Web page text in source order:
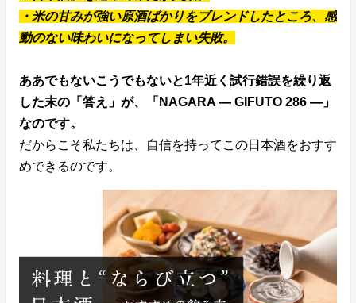
・米の甘みが強い原酒ばかりをブレンドしたところ、感
動のない味わいになってしまい失敗。
ああでもないこうでもないと1年近く試行錯誤を繰り返
した末の「答え」が、「NAGARA — GIFUTO 286 —」
なのです。
だからこそ私たちは、自信を持ってこの日本酒をおすす
めできるのです。